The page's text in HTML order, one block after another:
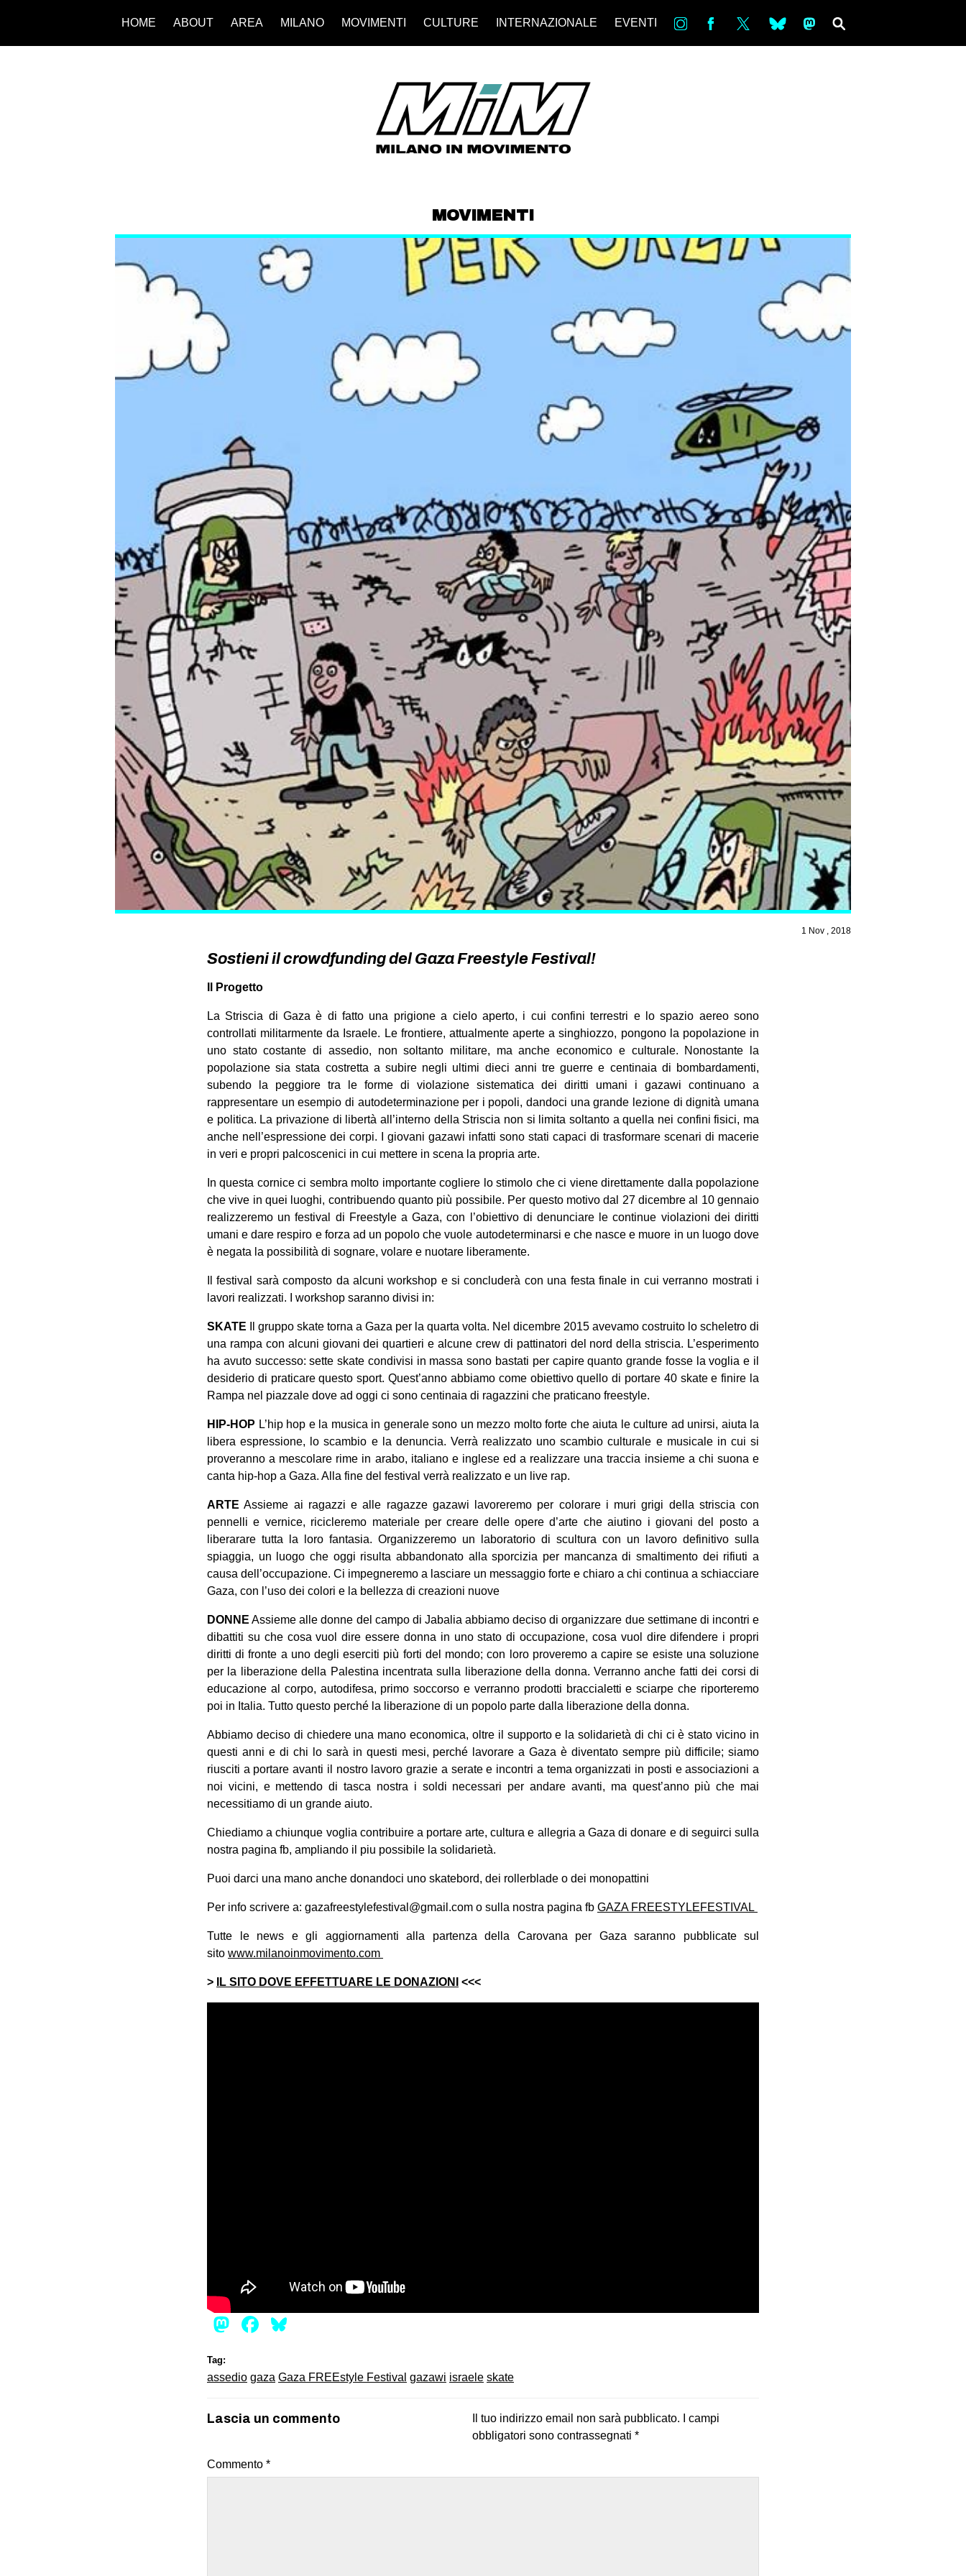
HOME ABOUT AREA MILANO MOVIMENTI CULTURE INTERNAZIONALE EVENTI in bsky ms
MOVIMENTI
1 Nov , 2018
Sostieni il crowdfunding del Gaza Freestyle Festival!
Il Progetto
La Striscia di Gaza è di fatto una prigione a cielo aperto, i cui confini terrestri e lo spazio aereo sono
controllati militarmente da Israele. Le frontiere, attualmente aperte a singhiozzo, pongono la popolazione in
uno stato costante di assedio, non soltanto militare, ma anche economico e culturale. Nonostante la
popolazione sia stata costretta a subire negli ultimi dieci anni tre guerre e centinaia di bombardamenti,
subendo la peggiore tra le forme di violazione sistematica dei diritti umani i gazawi continuano a
rappresentare un esempio di autodeterminazione per i popoli, dandoci una grande lezione di dignità umana
e politica. La privazione di libertà all’interno della Striscia non si limita soltanto a quella nei confini fisici, ma
anche nell’espressione dei corpi. I giovani gazawi infatti sono stati capaci di trasformare scenari di macerie
in veri e propri palcoscenici in cui mettere in scena la propria arte.
In questa cornice ci sembra molto importante cogliere lo stimolo che ci viene direttamente dalla popolazione
che vive in quei luoghi, contribuendo quanto più possibile. Per questo motivo dal 27 dicembre al 10 gennaio
realizzeremo un festival di Freestyle a Gaza, con l’obiettivo di denunciare le continue violazioni dei diritti
umani e dare respiro e forza ad un popolo che vuole autodeterminarsi e che nasce e muore in un luogo dove
è negata la possibilità di sognare, volare e nuotare liberamente.
Il festival sarà composto da alcuni workshop e si concluderà con una festa finale in cui verranno mostrati i
lavori realizzati. I workshop saranno divisi in:
SKATE Il gruppo skate torna a Gaza per la quarta volta. Nel dicembre 2015 avevamo costruito lo scheletro di
una rampa con alcuni giovani dei quartieri e alcune crew di pattinatori del nord della striscia. L’esperimento
ha avuto successo: sette skate condivisi in massa sono bastati per capire quanto grande fosse la voglia e il
desiderio di praticare questo sport. Quest’anno abbiamo come obiettivo quello di portare 40 skate e finire la
Rampa nel piazzale dove ad oggi ci sono centinaia di ragazzini che praticano freestyle.
HIP-HOP L’hip hop e la musica in generale sono un mezzo molto forte che aiuta le culture ad unirsi, aiuta la
libera espressione, lo scambio e la denuncia. Verrà realizzato uno scambio culturale e musicale in cui si
proveranno a mescolare rime in arabo, italiano e inglese ed a realizzare una traccia insieme a chi suona e
canta hip-hop a Gaza. Alla fine del festival verrà realizzato e un live rap.
ARTE Assieme ai ragazzi e alle ragazze gazawi lavoreremo per colorare i muri grigi della striscia con
pennelli e vernice, ricicleremo materiale per creare delle opere d’arte che aiutino i giovani del posto a
liberarare tutta la loro fantasia. Organizzeremo un laboratorio di scultura con un lavoro definitivo sulla
spiaggia, un luogo che oggi risulta abbandonato alla sporcizia per mancanza di smaltimento dei rifiuti a
causa dell’occupazione. Ci impegneremo a lasciare un messaggio forte e chiaro a chi continua a schiacciare
Gaza, con l’uso dei colori e la bellezza di creazioni nuove
DONNE Assieme alle donne del campo di Jabalia abbiamo deciso di organizzare due settimane di incontri e
dibattiti su che cosa vuol dire essere donna in uno stato di occupazione, cosa vuol dire difendere i propri
diritti di fronte a uno degli eserciti più forti del mondo; con loro proveremo a capire se esiste una soluzione
per la liberazione della Palestina incentrata sulla liberazione della donna. Verranno anche fatti dei corsi di
educazione al corpo, autodifesa, primo soccorso e verranno prodotti braccialetti e sciarpe che riporteremo
poi in Italia. Tutto questo perché la liberazione di un popolo parte dalla liberazione della donna.
Abbiamo deciso di chiedere una mano economica, oltre il supporto e la solidarietà di chi ci è stato vicino in
questi anni e di chi lo sarà in questi mesi, perché lavorare a Gaza è diventato sempre più difficile; siamo
riusciti a portare avanti il nostro lavoro grazie a serate e incontri a tema organizzati in posti e associazioni a
noi vicini, e mettendo di tasca nostra i soldi necessari per andare avanti, ma quest’anno più che mai
necessitiamo di un grande aiuto.
Chiediamo a chiunque voglia contribuire a portare arte, cultura e allegria a Gaza di donare e di seguirci sulla
nostra pagina fb, ampliando il piu possibile la solidarietà.
Puoi darci una mano anche donandoci uno skatebord, dei rollerblade o dei monopattini
Per info scrivere a: gazafreestylefestival@gmail.com o sulla nostra pagina fb GAZA FREESTYLEFESTIVAL
Tutte le news e gli aggiornamenti alla partenza della Carovana per Gaza saranno pubblicate sul
sito www.milanoinmovimento.com
> IL SITO DOVE EFFETTUARE LE DONAZIONI <<<
Mastodon
Facebook
Tag:
assedio gaza Gaza FREEstyle Festival gazawi israele skate
Lascia un commento Il tuo indirizzo email non sarà pubblicato.
I campi
obbligatori sono contrassegnati *
Commento *